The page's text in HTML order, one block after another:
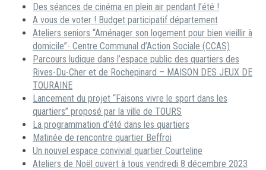
Des séances de cinéma en plein air pendant l’été !
A vous de voter ! Budget participatif département
Ateliers seniors “Aménager son logement pour bien vieillir à
domicile”- Centre Communal d’Action Sociale (CCAS)
Parcours ludique dans l’espace public des quartiers des
Rives-Du-Cher et de Rochepinard – MAISON DES JEUX DE
TOURAINE
Lancement du projet “Faisons vivre le sport dans les
quartiers” proposé par la ville de TOURS
La programmation d’été dans les quartiers
Matinée de rencontre quartier Beffroi
Un nouvel espace convivial quartier Courteline
Ateliers de Noël ouvert à tous vendredi 8 décembre 2023